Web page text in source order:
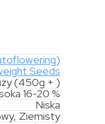
Seeds
(450g + )
16-20 %
Niska
Ziemisty